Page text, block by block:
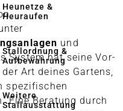
Heunetze &
Heuraufen
Stallordnung &
Aufbewahrung
Weitere
Stallausstattung
und
System hat seine Vor-
Art deines Gartens,
spezifischen
Eine Beratung durch